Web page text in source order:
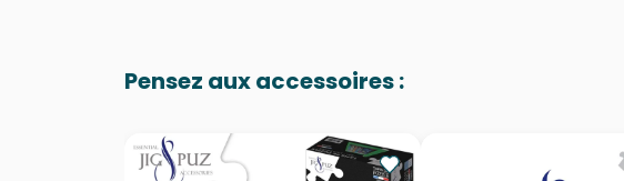
Pensez aux accessoires :